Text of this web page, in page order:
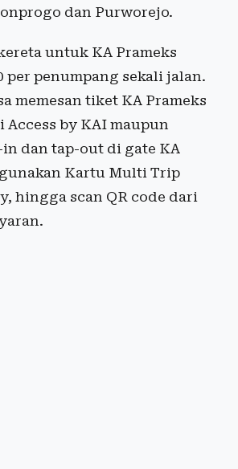
dan Purworejo.
untuk KA Prameks
per penumpang sekali jalan.
memesan tiket KA Prameks
by KAI maupun
dan tap-out di gate KA
Kartu Multi Trip
hingga scan QR code dari